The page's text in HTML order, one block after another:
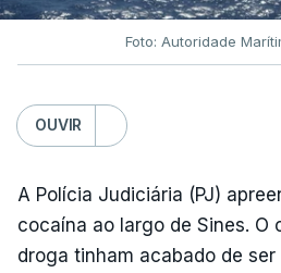
Foto: Autoridade
OUVIR
A Polícia Judiciária (PJ)
cocaína ao largo de Sines. O
droga tinham acabado de